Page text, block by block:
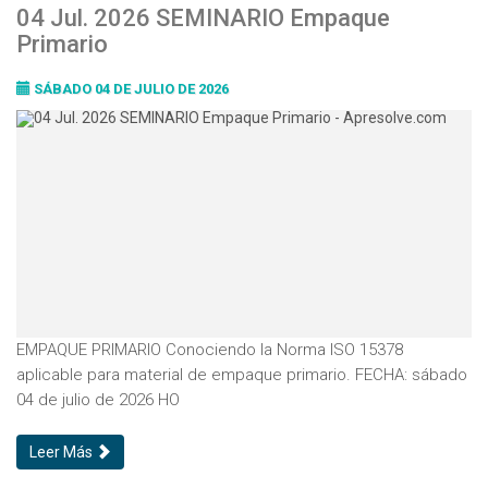
04 Jul. 2026 SEMINARIO Empaque
Primario
SÁBADO 04 DE JULIO DE 2026
EMPAQUE PRIMARIO Conociendo la Norma ISO 15378
aplicable para material de empaque primario. FECHA: sábado
04 de julio de 2026 HO
Leer Más